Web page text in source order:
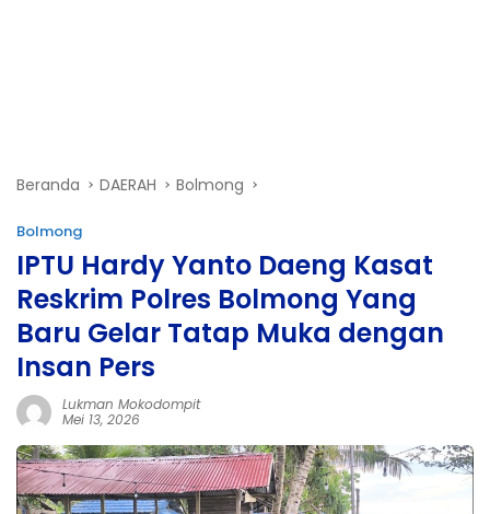
Beranda DAERAH Bolmong
Bolmong
IPTU Hardy Yanto Daeng Kasat
Reskrim Polres Bolmong Yang
Baru Gelar Tatap Muka dengan
Insan Pers
Lukman Mokodompit
Mei 13, 2026